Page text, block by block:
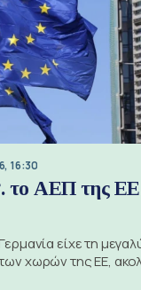
16:30
το ΑΕΠ της
είχε τη
χωρών της ΕΕ,